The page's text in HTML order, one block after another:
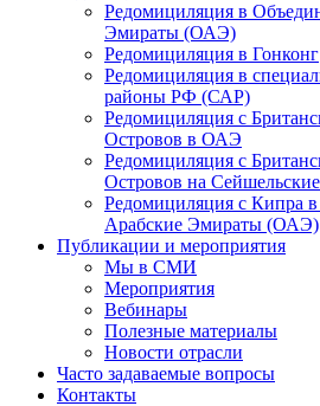
Редомициляция в
Эмираты (ОАЭ)
Редомициляция в Гонконг
Редомициляция в
районы РФ (САР)
Редомициляция с
Островов в ОАЭ
Редомициляция с
Островов на
Редомициляция с Кипра
Арабские Эмираты (ОАЭ)
Публикации и мероприятия
Мы в СМИ
Мероприятия
Вебинары
Полезные материалы
Новости отрасли
Часто задаваемые вопросы
Контакты